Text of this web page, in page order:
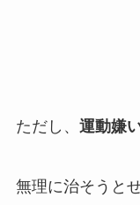
ただし、 運動嫌
無理に治そうとせ